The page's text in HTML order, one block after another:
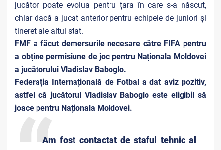
jucător poate evolua pentru țara în care s-a născut,
chiar dacă a jucat anterior pentru echipele de juniori și
tineret ale altui stat.
FMF a făcut demersurile necesare către FIFA pentru
a obține permisiune de joc pentru Naționala Moldovei
a jucătorului Vladislav Baboglo.
Federația Internațională de Fotbal a dat aviz pozitiv,
astfel că jucătorul Vladislav Baboglo este eligibil să
joace pentru Naționala Moldovei.
Am fost contactat de staful tehnic al